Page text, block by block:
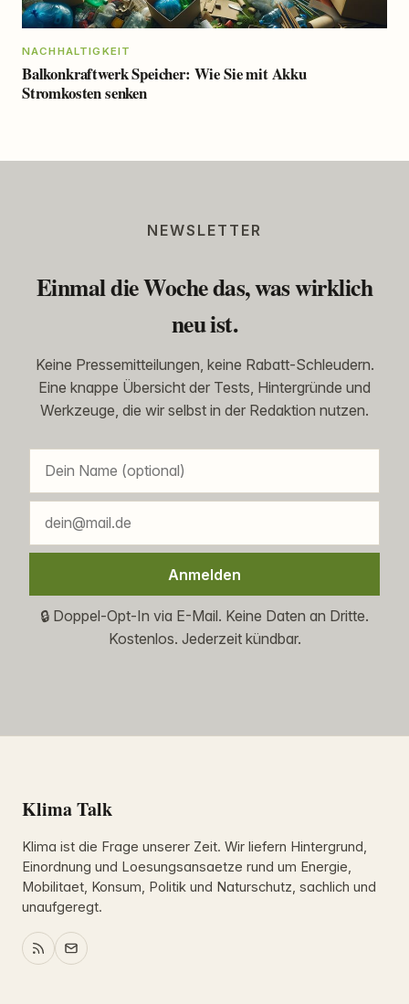
NACHHALTIGKEIT
Balkonkraftwerk Speicher: Wie Sie mit Akku
Stromkosten senken
NEWSLETTER
Einmal die Woche das, was wirklich
neu ist.
Keine Pressemitteilungen, keine Rabatt-Schleudern.
Eine knappe Übersicht der Tests, Hintergründe und
Werkzeuge, die wir selbst in der Redaktion nutzen.
Anmelden
🔒 Doppel-Opt-In via E-Mail. Keine Daten an Dritte.
Kostenlos. Jederzeit kündbar.
Klima Talk
Klima ist die Frage unserer Zeit. Wir liefern Hintergrund,
Einordnung und Loesungsansaetze rund um Energie,
Mobilitaet, Konsum, Politik und Naturschutz, sachlich und
unaufgeregt.